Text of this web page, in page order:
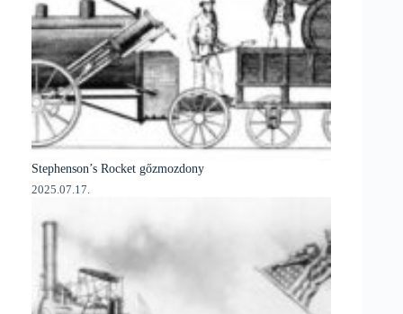
Stephenson’s Rocket gőzmozdony
2025.07.17.